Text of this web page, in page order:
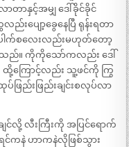
တာနှင့်အမျှ ဒေါ်ခိုင်ခိုင်
းပျော့ခွေနေပြီ ရုန်းရတာ
ေါက်စလေးလည်းမဟုတ်တော့
သည်။ ကိုကိုသော်ကလည်း ဒေါ်
၊ ထို့ကြောင့်လည်း သူ့ဖင်ကို ကြွ
ြည်းဖြည်းချင်းစလုပ်လာ
ျင်လို့ လီးကြီးကို အပြင်ရောက်
င်ကနဲ ဟာကနဲလိုဖြစ်သွား